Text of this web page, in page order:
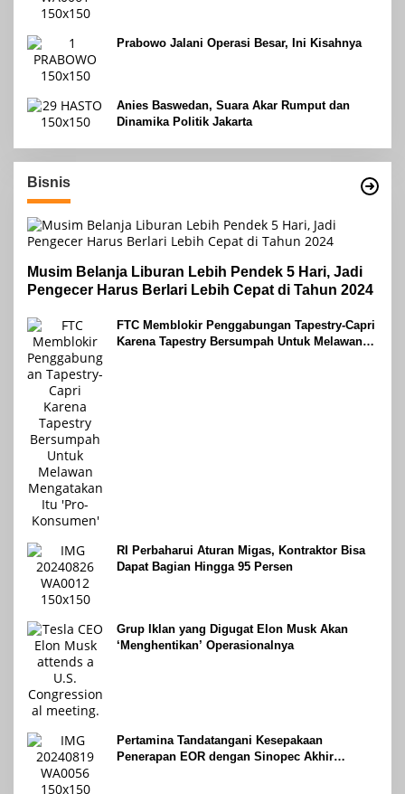
Prabowo Jalani Operasi Besar, Ini Kisahnya
Anies Baswedan, Suara Akar Rumput dan
Dinamika Politik Jakarta
Bisnis
Musim Belanja Liburan Lebih Pendek 5 Hari, Jadi
Pengecer Harus Berlari Lebih Cepat di Tahun 2024
FTC Memblokir Penggabungan Tapestry-Capri
Karena Tapestry Bersumpah Untuk Melawan
RI Perbaharui Aturan Migas, Kontraktor Bisa
Dapat Bagian Hingga 95 Persen
Grup Iklan yang Digugat Elon Musk Akan
‘Menghentikan’ Operasionalnya
Pertamina Tandatangani Kesepakaan
Penerapan EOR dengan Sinopec Akhir